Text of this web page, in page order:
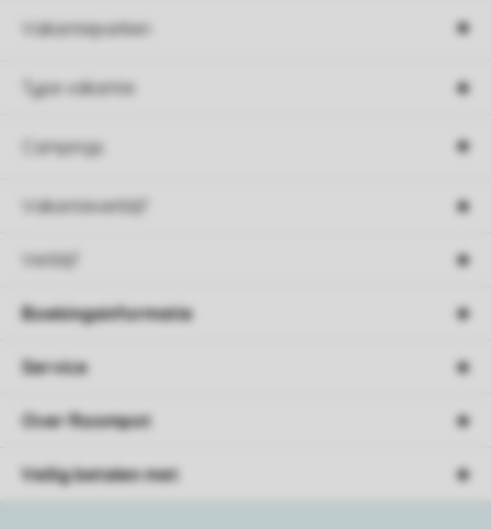
Vakantieparken
Type vakantie
Campings
Vakantieverblijf
Verblijf
Boekingsinformatie
Service
Over Roompot
Veilig betalen met